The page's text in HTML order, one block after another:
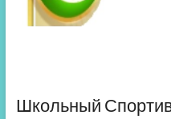
Школьный